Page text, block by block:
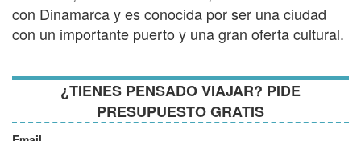
con Dinamarca y es conocida por ser una ciudad
con un importante puerto y una gran oferta cultural.
¿TIENES PENSADO VIAJAR? PIDE
PRESUPUESTO GRATIS